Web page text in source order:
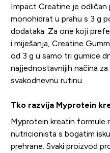
Impact Creatine je
monohidrat u prahu s 3 g
dodataka. Za one koji
i miješanja, Creatine
od 3 g u samo tri gumice
najjednostavnijih načina
svakodnevnu rutinu.
Tko razvija Myprotein
Myprotein kreatin formule
nutricionista s bogatim
prehrane. Svaki proizvod